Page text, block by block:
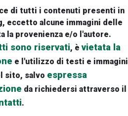
di tutti i contenuti presenti in
eccetto alcune immagini delle
la provenienza e/o l'autore.
sono riservati, è vietata la
e l'utilizzo di testi e immagini
sito, salvo espressa
da richiedersi attraverso il
.